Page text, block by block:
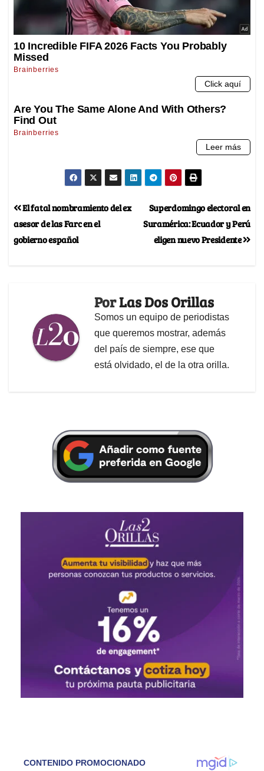
Superdomingo electoral en
Suramérica: Ecuador y Perú
eligen nuevo Presidente
El fatal nombramiento del ex
asesor de las Farc en el
gobierno español
PorLas Dos Orillas
Somos un equipo de periodistas
que queremos mostrar, además
del país de siempre, ese que
está olvidado, el de la otra orilla.